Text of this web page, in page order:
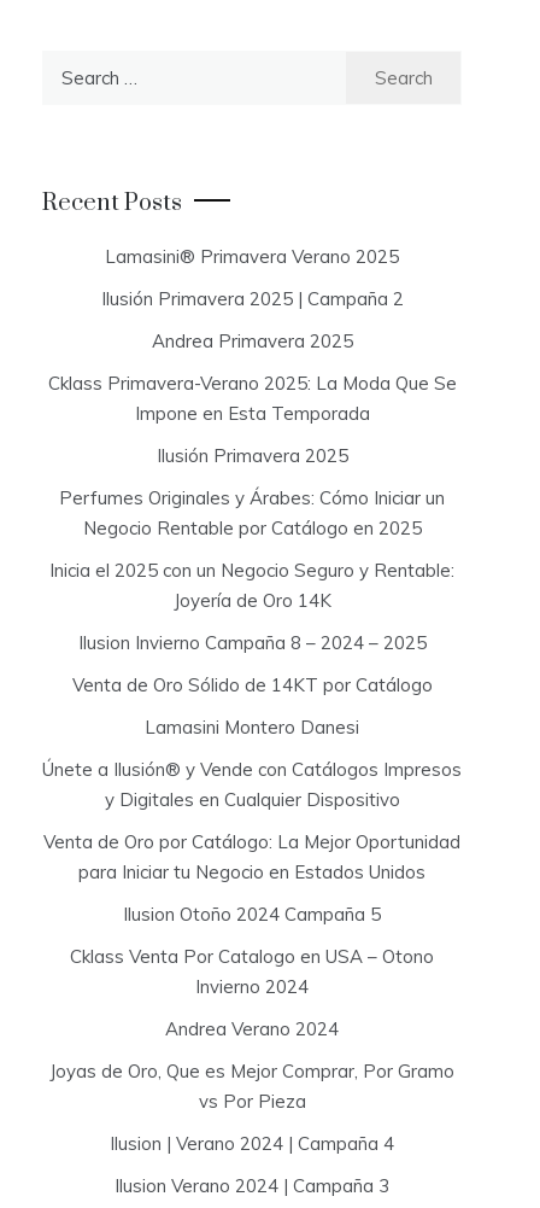
r
:
Recent Posts
Lamasini® Primavera Verano 2025
Ilusión Primavera 2025 | Campaña 2
Andrea Primavera 2025
Cklass Primavera-Verano 2025: La Moda Que Se
Impone en Esta Temporada
Ilusión Primavera 2025
Perfumes Originales y Árabes: Cómo Iniciar un
Negocio Rentable por Catálogo en 2025
Inicia el 2025 con un Negocio Seguro y Rentable:
Joyería de Oro 14K
Ilusion Invierno Campaña 8 – 2024 – 2025
Venta de Oro Sólido de 14KT por Catálogo
Lamasini Montero Danesi
Únete a Ilusión® y Vende con Catálogos Impresos
y Digitales en Cualquier Dispositivo
Venta de Oro por Catálogo: La Mejor Oportunidad
para Iniciar tu Negocio en Estados Unidos
Ilusion Otoño 2024 Campaña 5
Cklass Venta Por Catalogo en USA – Otono
Invierno 2024
Andrea Verano 2024
Joyas de Oro, Que es Mejor Comprar, Por Gramo
vs Por Pieza
Ilusion | Verano 2024 | Campaña 4
Ilusion Verano 2024 | Campaña 3